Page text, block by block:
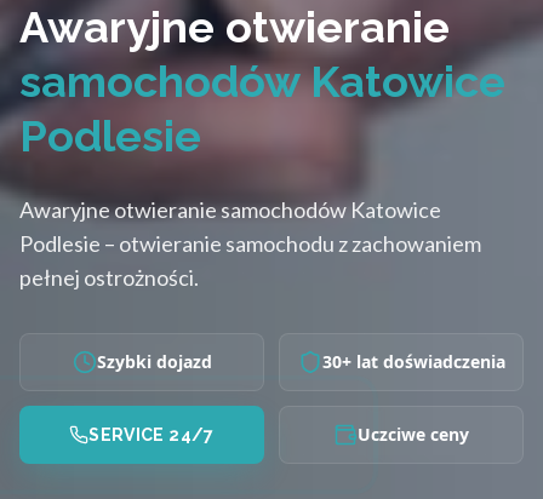
Awaryjne otwieranie
samochodów Katowice
Podlesie
Awaryjne otwieranie samochodów Katowice
Podlesie – otwieranie samochodu z zachowaniem
pełnej ostrożności.
Szybki dojazd 30+ lat doświadczenia
SERVICE 24/7 Uczciwe ceny